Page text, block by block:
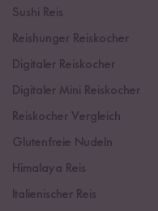
Sushi Reis
Reishunger Reiskocher
Digitaler Reiskocher
Digitaler Mini Reiskocher
Reiskocher Vergleich
Glutenfreie Nudeln
Himalaya Reis
Italienischer Reis